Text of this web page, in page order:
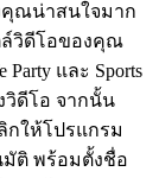
คุณน่าสนใจมาก
ล์วิดีโอของคุณ
Party และ Sports
วิดีโอ จากนั้น
กให้โปรแกรม
มัติ พร้อมตั้งชื่อ